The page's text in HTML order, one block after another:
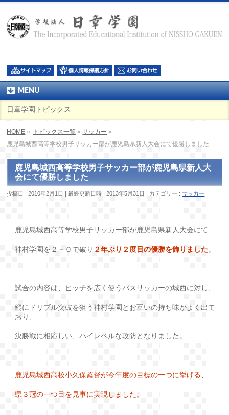
MENU
日章学園トピックス
HOME » トピックス一覧 »サッカー »
鹿児島城西高等学校男子サッカー部が鹿児島県新人大会にて優勝しました
鹿児島城西高等学校男子サッカー部が鹿児島県新人大
会にて優勝しました
投稿日 : 2010年2月1日 最終更新日時 : 2013年5月31日 カテゴリー :サッカー
鹿児島城西高等学校男子サッカー部が鹿児島県新人大会にて
神村学園を２－０で破り ２年ぶり２度目の優勝を飾りました。
試合の内容は、ピッチを広く使うパスサッカーの城西に対し、
縦にドリブル突破を狙う神村学園とお互いの持ち味がよく出て
おり、
決勝戦に相応しい、ハイレベルな攻防となりました。
鹿児島城西高校小久保監督が今年度の目標の一つに挙げる、
県３冠の一つ目を見事に実現しました。